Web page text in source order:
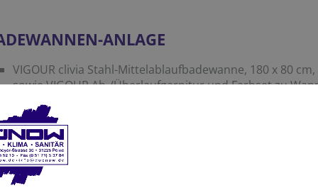
ANLAGE
VIGOUR clivia Stahl-Mittelablaufbadewanne, 180 x 80
sowie VIGOUR Ab-/Überlaufgarnitur und Farbset zu
verchromt
GESSI MANZONI Aufputz-Wannen-Einhandarmatur mit
chrom
GESSI EMPORIO Wand-Brausehalter, Antikalk-
Brauseschlauch, chrom